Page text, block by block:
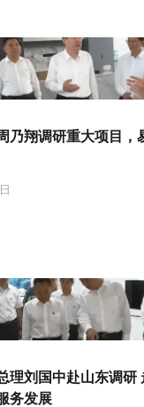
乃翔调研重大项目，
理刘国中赴山东调研
务发展